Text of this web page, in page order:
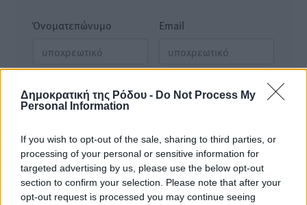
Δημοκρατική της Ρόδου - Do Not Process My
Personal Information
If you wish to opt-out of the sale, sharing to third parties, or
processing of your personal or sensitive information for
targeted advertising by us, please use the below opt-out
section to confirm your selection. Please note that after your
opt-out request is processed you may continue seeing
Όνοματεπώνυμο Email
Φύλαξε τα στοιχεία μου για την επόμενη φορά.